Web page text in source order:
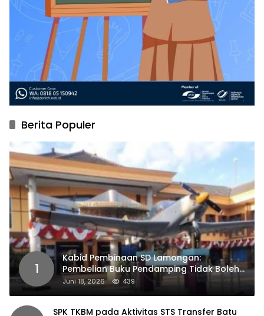
Berita Populer
1
Kabid Pembinaan SD Lamongan:
Pembelian Buku Pendamping Tidak Boleh
Dipaksakan
Juni 18, 2026 439
SPK TKBM pada Aktivitas STS Transfer Batu